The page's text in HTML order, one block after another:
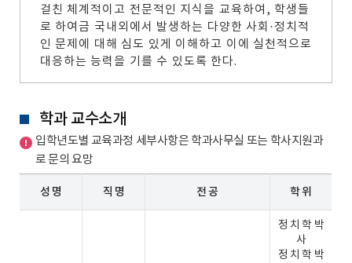
걸친 체계적이고 전문적인 지식을 교육하여, 학생들
로 하여금 국내외에서 발생하는 다양한 사회·정치적
인 문제에 대해 심도 있게 이해하고 이에 실천적으로
대응하는 능력을 기를 수 있도록 한다.
학과 교수소개
입학년도별 교육과정 세부사항은 학과사무실 또는 학사지원과
로 문의 요망
성 명 직 명 전 공 학 위
정 치 학 박
사
정 치 학 박